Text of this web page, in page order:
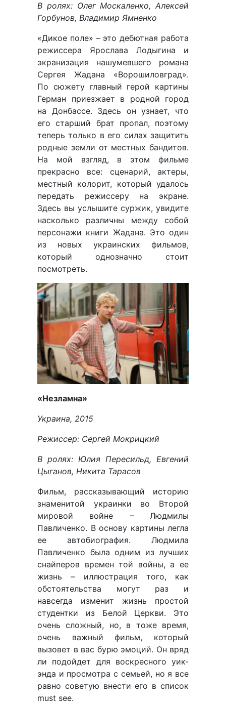
В ролях: Олег Москаленко, Алексей
Горбунов, Владимир Ямненко
«Дикое поле» – это дебютная работа
режиссера Ярослава Лодыгина и
экранизация нашумевшего романа
Сергея Жадана «Ворошиловград».
По сюжету главный герой картины
Герман приезжает в родной город
на Донбассе. Здесь он узнает, что
его старший брат пропал, поэтому
теперь только в его силах защитить
родные земли от местных бандитов.
На мой взгляд, в этом фильме
прекрасно все: сценарий, актеры,
местный колорит, который удалось
передать режиссеру на экране.
Здесь вы услышите суржик, увидите
насколько различны между собой
персонажи книги Жадана. Это один
из новых украинских фильмов,
который однозначно стоит
посмотреть.
«Незламна»
Украина, 2015
Режиссер: Сергей Мокрицкий
В ролях: Юлия Пересильд, Евгений
Цыганов, Никита Тарасов
Фильм, рассказывающий историю
знаменитой украинки во Второй
мировой войне – Людмилы
Павличенко. В основу картины легла
ее автобиография. Людмила
Павличенко была одним из лучших
снайперов времен той войны, а ее
жизнь – иллюстрация того, как
обстоятельства могут раз и
навсегда изменит жизнь простой
студентки из Белой Церкви. Это
очень сложный, но, в тоже время,
очень важный фильм, который
вызовет в вас бурю эмоций. Он вряд
ли подойдет для воскресного уик-
энда и просмотра с семьей, но я все
равно советую внести его в список
must see.